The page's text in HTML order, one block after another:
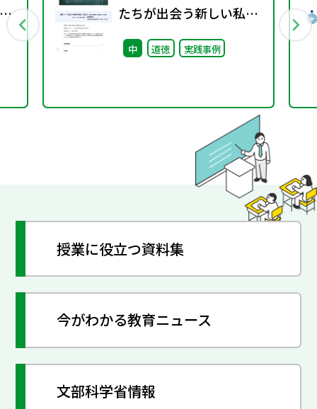
たちが出会う新しい私た
ち （中学３年）
中 道徳 実践事例
授業に役立つ資料集
今がわかる教育ニュース
文部科学省情報